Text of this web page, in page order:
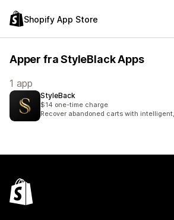
Shopify App Store
Apper fra StyleBlack Apps
1 app
StyleBack
$14 one-time charge
Recover abandoned carts with